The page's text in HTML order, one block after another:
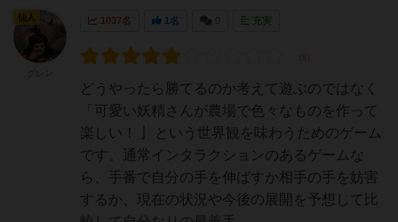
1037名 1名 充実
どうやったら勝てるのか考えて遊ぶのではなく
「可愛い妖精さんが農場で色々なものを作って
楽しい！亅 という世界観を味わうためのゲーム
です。通常インタラクションのあるゲームな
ら、手番で自分の手を伸ばすか相手の手を妨害
するか、現在の状況や今後の展開を予想して比
仙人